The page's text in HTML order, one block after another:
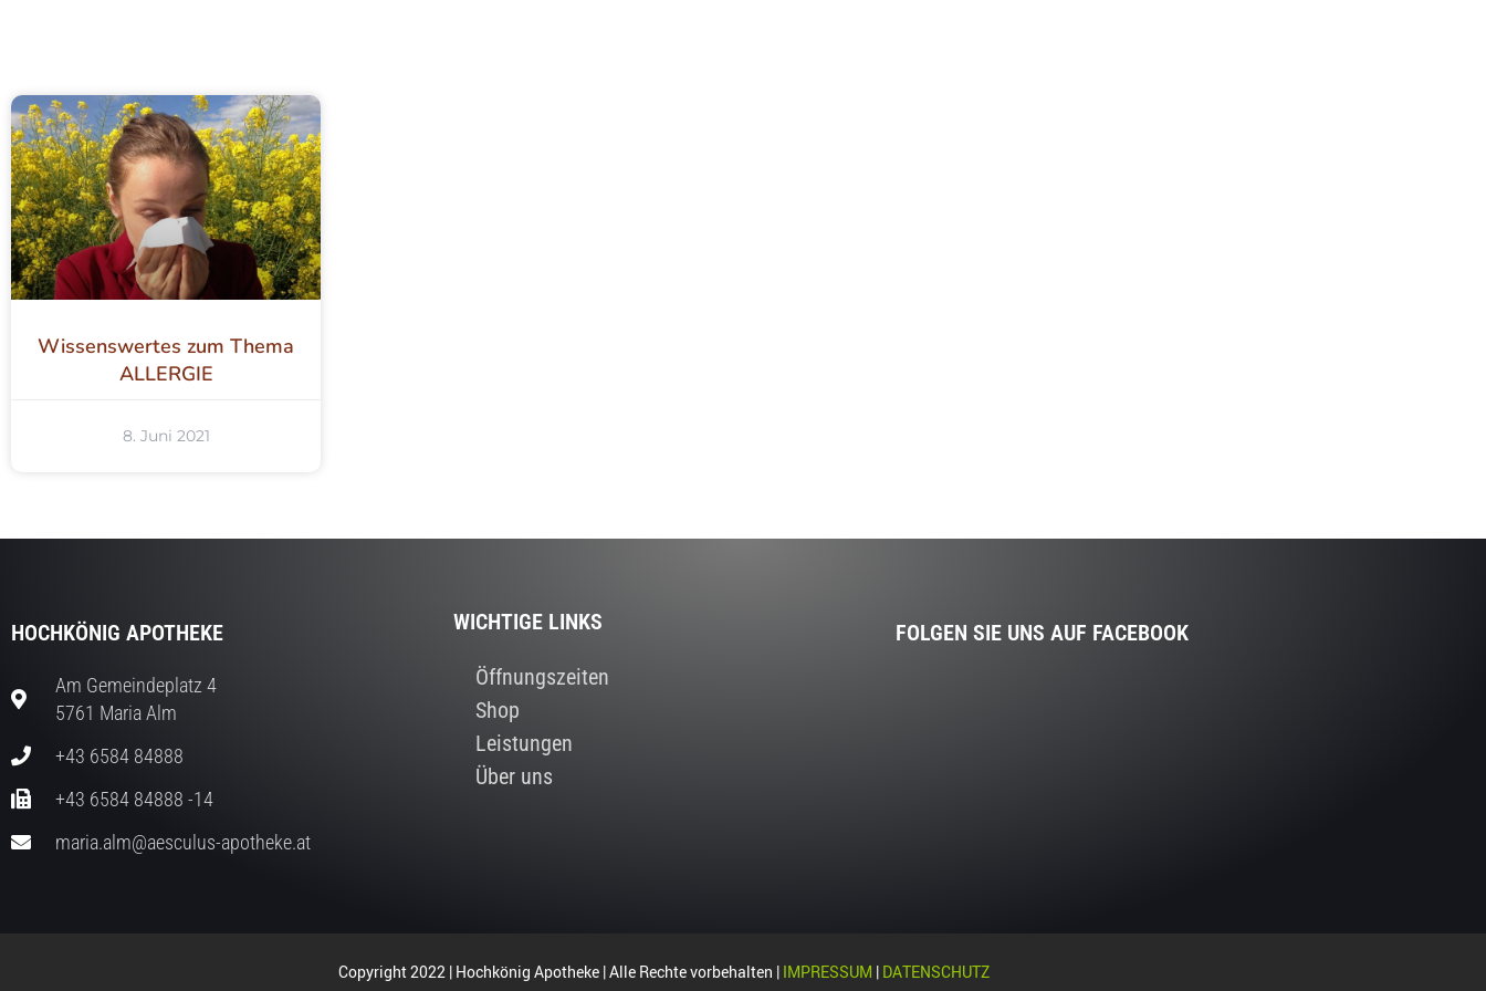
Wissenswertes zum Thema
ALLERGIE
8. Juni 2021
HOCHKÖNIG APOTHEKE
Am Gemeindeplatz 4
5761 Maria Alm
+43 6584 84888
+43 6584 84888 -14
maria.alm@aesculus-apotheke.at
WICHTIGE LINKS
Öffnungszeiten
Shop
Leistungen
Über uns
FOLGEN SIE UNS AUF FACEBOOK
Copyright 2022 | Hochkönig Apotheke | Alle Rechte vorbehalten | IMPRESSUM | DATENSCHUTZ